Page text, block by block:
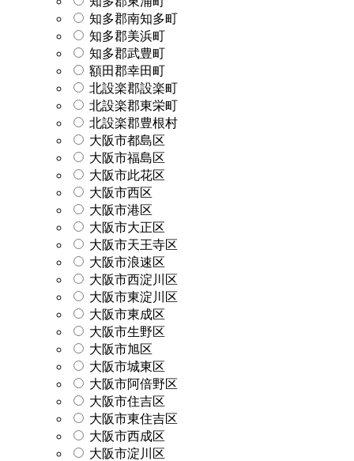
知多郡南知多町
知多郡美浜町
知多郡武豊町
額田郡幸田町
北設楽郡設楽町
北設楽郡東栄町
北設楽郡豊根村
大阪市都島区
大阪市福島区
大阪市此花区
大阪市西区
大阪市港区
大阪市大正区
大阪市天王寺区
大阪市浪速区
大阪市西淀川区
大阪市東淀川区
大阪市東成区
大阪市生野区
大阪市旭区
大阪市城東区
大阪市阿倍野区
大阪市住吉区
大阪市東住吉区
大阪市西成区
大阪市淀川区